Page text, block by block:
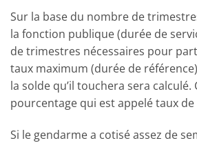
Sur la base du nombre de
la fonction publique (durée de
de trimestres nécessaires pour
taux maximum (durée de
la solde qu’il touchera sera calculé.
pourcentage qui est appelé taux
Si le gendarme a cotisé assez de